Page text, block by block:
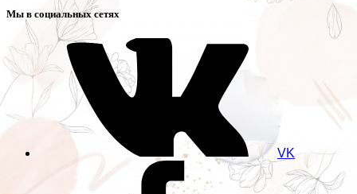
Мы в социальных сетях
VK